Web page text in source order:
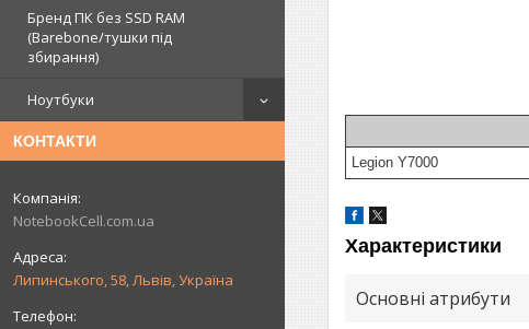
Бренд ПК без SSD RAM
(Barebone/тушки під
збирання)
Ноутбуки
КОНТАКТИ
NotebookCell.com.ua
Липинського, 58, Львів, Україна
Legion Y7000
Характеристики
Основні атрибути